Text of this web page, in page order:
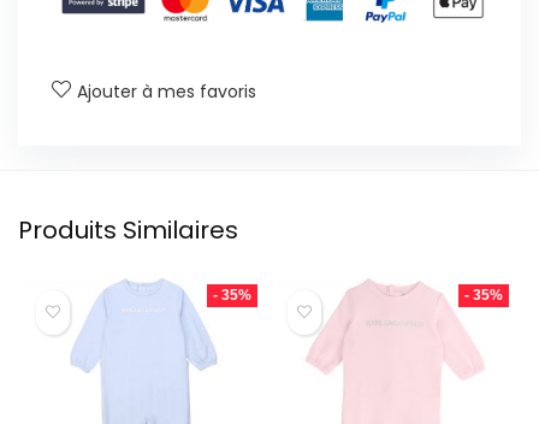
Ajouter à mes favoris
Produits Similaires
- 35% - 35%